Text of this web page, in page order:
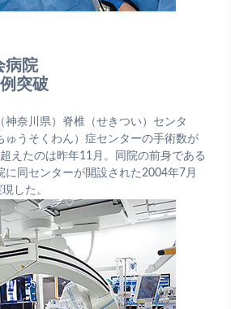
病院
突破
神奈川県）脊椎（せきつい）センタ
ゅうそくわん）症センターの手術数が
えたのは昨年11月。同院の前身である
に同センターが開設された2004年7月
した。